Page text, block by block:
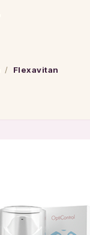
/ Flexavitan